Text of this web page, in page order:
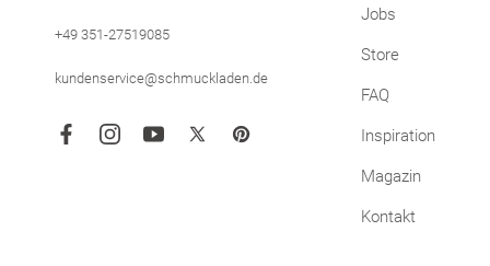
+49 351-27519085
kundenservice@schmuckladen.de
FacebookInstagramYouTube
X
Pinterest
Jobs
Store
FAQ
Inspiration
Magazin
Kontakt